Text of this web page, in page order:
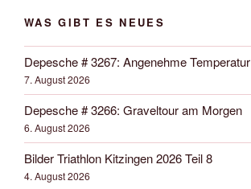
WAS GIBT ES NEUES
Depesche # 3267: Angenehme Temperatur
7. August 2026
Depesche # 3266: Graveltour am Morgen
6. August 2026
Bilder Triathlon Kitzingen 2026 Teil 8
4. August 2026